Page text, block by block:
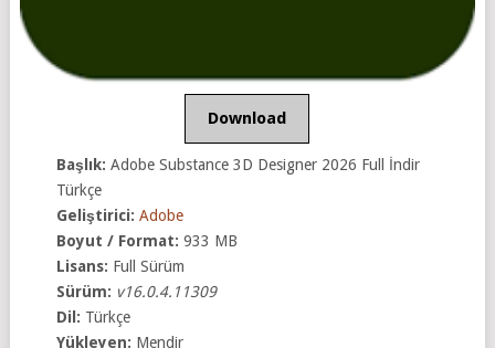
Download
Başlık: Adobe Substance 3D Designer 2026 Full İndir
Türkçe
Geliştirici: Adobe
Boyut / Format: 933 MB
Lisans: Full Sürüm
Sürüm: v16.0.4.11309
Dil: Türkçe
Yükleyen: Mendir